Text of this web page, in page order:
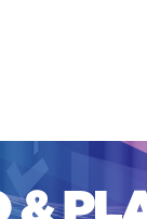
CADASTRO
SUBMISSÕES
TUTORIAL PARA